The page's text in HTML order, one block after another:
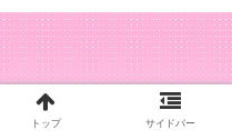
トップ サイドバー